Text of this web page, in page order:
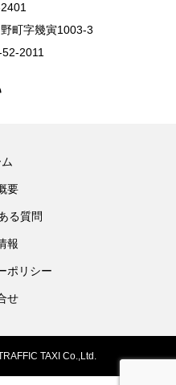
町字幾寅1003-3
2011
要
る質問
報
ポリシー
せ
TAXI Co.,Ltd.